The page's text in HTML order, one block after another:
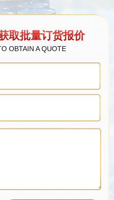
取批量订货报价
OBTAIN A QUOTE